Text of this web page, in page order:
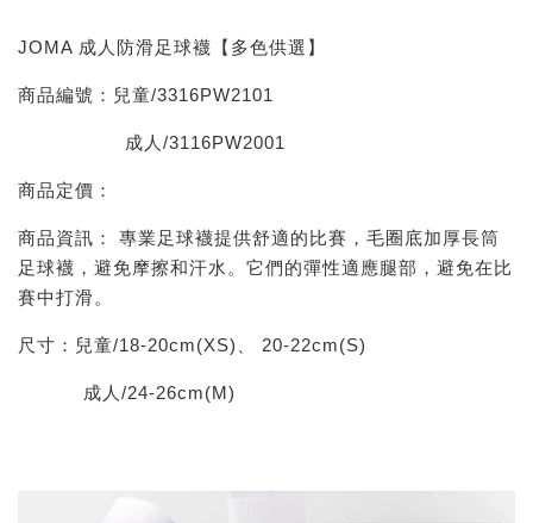
JOMA 成人防滑足球襪【多色供選】
商品編號：兒童/3316PW2101
成人/3116PW2001
商品定價：
商品資訊： 專業足球襪提供舒適的比賽，毛圈底加厚長筒
足球襪，避免摩擦和汗水。它們的彈性適應腿部，避免在比
賽中打滑。
尺寸：兒童/18-20cm(XS)、 20-22cm(S)
成人/24-26cm(M)